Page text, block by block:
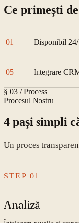
Ce primești
01 Disponibil 24/
05 Integrare
§ 03 / Process
Procesul Nostru
4 pași simpli
Un proces
STEP01
Analiză